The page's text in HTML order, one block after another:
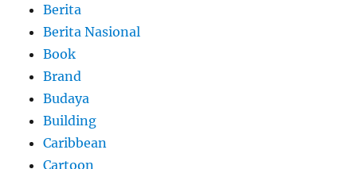
Berita
Berita Nasional
Book
Brand
Budaya
Building
Caribbean
Cartoon